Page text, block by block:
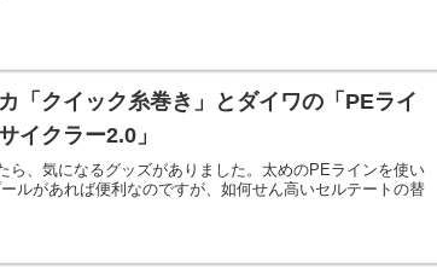
「クイック糸巻き」とダイワの「PEライ
イクラー2.0」
、気になるグッズがありました。太めのPEラインを使い
ルがあれば便利なのですが、如何せん高いセルテートの替